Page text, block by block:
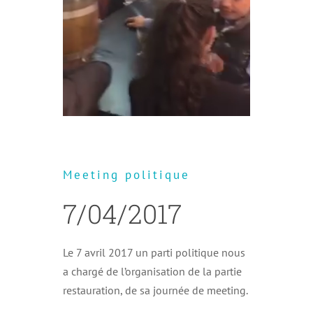
Meeting politique
7/04/2017
Le 7 avril 2017 un parti politique nous
a chargé de l’organisation de la partie
restauration, de sa journée de meeting.